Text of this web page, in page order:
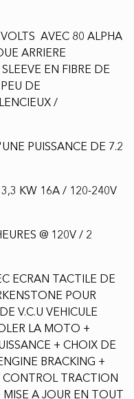
AVEC 80 ALPHA
ARRIERE
EN FIBRE DE
DE
/
PUISSANCE DE 7.2
KW 16A / 120-240V
@ 120V / 2
ECRAN TACTILE DE
POUR
V.C.U VEHICULE
LA MOTO +
+ CHOIX DE
BRACKING +
TRACTION
A JOUR EN TOUT